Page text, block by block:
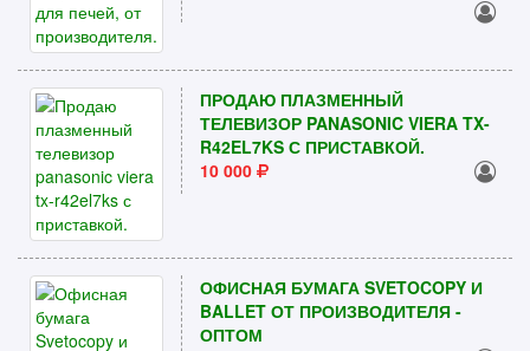
ПРОДАЮ ПЛАЗМЕННЫЙ
ТЕЛЕВИЗОР PANASONIC VIERA TX-
R42EL7KS С ПРИСТАВКОЙ.
10 000
ОФИСНАЯ БУМАГА SVETOCOPY И
BALLET ОТ ПРОИЗВОДИТЕЛЯ -
ОПТОМ